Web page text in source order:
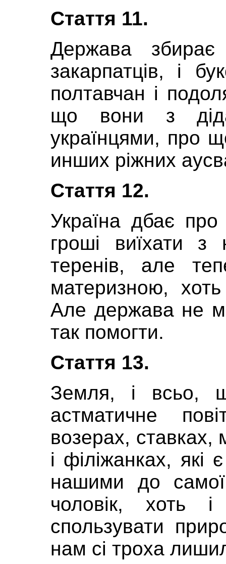
Стаття 11.
Держава
закарпатців, і
полтавчан і
що вони з діда
українцями, про
инших ріжних
Стаття 12.
Україна дбає про
гроші виїхати з
теренів, але
материзною,
Але держава не
так помогти.
Стаття 13.
Земля, і всьо,
астматичне
возерах,
і філіжанках,
нашими до
чоловік, хоть
спользувати
нам сі троха